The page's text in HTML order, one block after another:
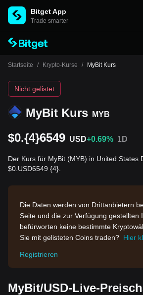
Bitget App
Trade smarter
Startseite / Krypto-Kurse / MyBit Kurs
MyBit Kurs MYB
Nicht gelistet
$0.{4}6549 USD+0.69% 1D
Der Kurs für MyBit (MYB) in United States
$0.USD6549 {4}.
Die Daten werden von Drittanbietern
Seite und die zur Verfügung gestellten
befürworten keine bestimmte
Sie mit gelisteten Coins traden? Hier
Registrieren
MyBit/USD-Live-